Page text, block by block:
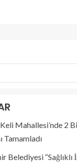
Mahallesi’nde 2
Tamamladı
Belediyesi “Sağlıklı